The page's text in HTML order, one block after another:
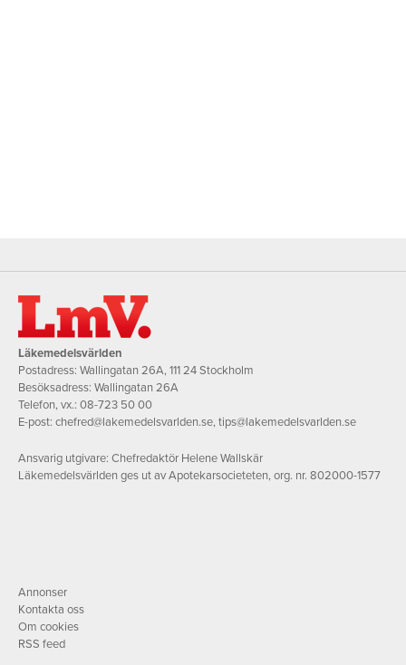
Läkemedelsvärlden
Postadress: Wallingatan 26A, 111 24 Stockholm
Besöksadress: Wallingatan 26A
Telefon, vx.: 08-723 50 00
E-post: chefred@lakemedelsvarlden.se,tips@lakemedelsvarlden.se
Ansvarig utgivare: Chefredaktör Helene Wallskär
Läkemedelsvärlden ges ut av Apotekarsocieteten, org. nr. 802000-1577
Annonser
Kontakta oss
Om cookies
RSS feed